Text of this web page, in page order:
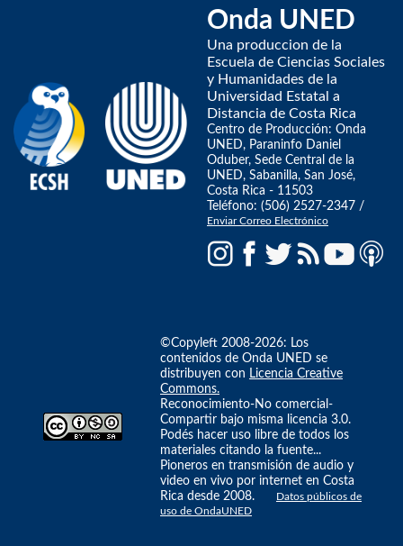
Onda UNED
Una produccion de la
Escuela de Ciencias Sociales
y Humanidades de la
Universidad Estatal a
Distancia de Costa Rica
Centro de Producción: Onda
UNED, Paraninfo Daniel
Oduber, Sede Central de la
UNED, Sabanilla, San José,
Costa Rica - 11503
Teléfono: (506) 2527-2347 /
Enviar Correo Electrónico
©Copyleft 2008-2026: Los
contenidos de Onda UNED se
distribuyen con Licencia Creative
Commons.
Reconocimiento-No comercial-
Compartir bajo misma licencia 3.0.
Podés hacer uso libre de todos los
materiales citando la fuente...
Pioneros en transmisión de audio y
video en vivo por internet en Costa
Rica desde 2008.
Datos públicos de
uso de OndaUNED